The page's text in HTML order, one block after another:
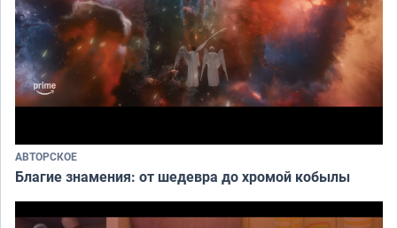
АВТОРСКОЕ
Благие знамения: от шедевра до хромой кобылы